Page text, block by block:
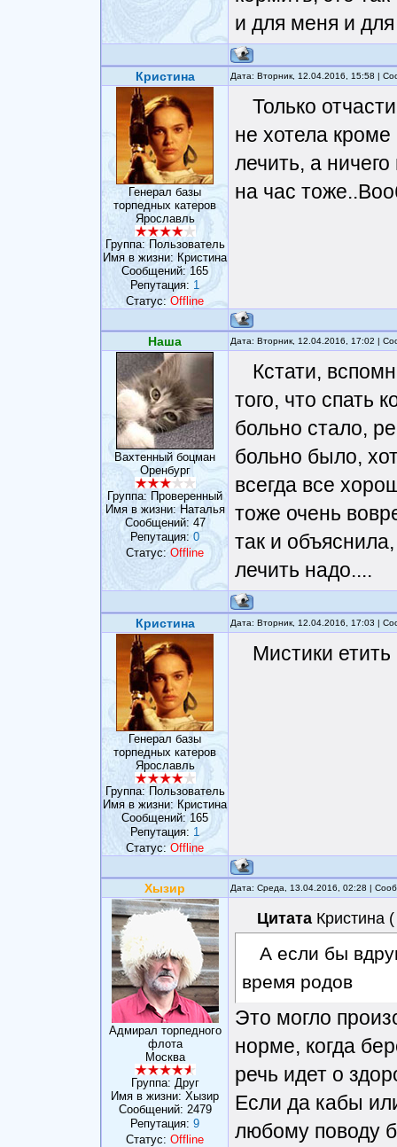
и для меня и
Кристина Дата: Вторник, 12.04.2016, 15:58 |
Генерал базы
торпедных катеров
Ярославль
Группа: Пользователь
Имя в жизни: Кристина
Сообщений: 165
Репутация: 1
Статус:Offline
Только
не хотела
лечить, а
на час
Наша Дата: Вторник, 12.04.2016, 17:02 |
Вахтенный боцман
Оренбург
Группа: Проверенный
Имя в жизни: Наталья
Сообщений: 47
Репутация: 0
Статус: Offline
Кстати,
того, что спать
больно стало,
больно было,
всегда все
тоже очень
так и
лечить надо....
Кристина Дата: Вторник, 12.04.2016, 17:03 |
Генерал базы
торпедных катеров
Ярославль
Группа: Пользователь
Имя в жизни: Кристина
Сообщений: 165
Репутация: 1
Статус:Offline
Мистики
Хызир Дата: Среда, 13.04.2016, 02:28 |
Адмирал торпедного
флота
Москва
Группа: Друг
Имя в жизни: Хызир
Сообщений: 2479
Репутация: 9
Статус: Offline
Цитата Кристина (
А если бы
время родов
Это могло
норме, когда
речь идет о
Если да кабы
любому поводу